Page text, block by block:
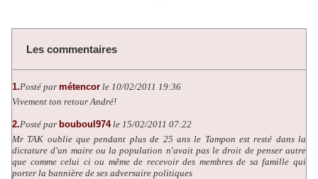
Les commentaires
1.Posté par métencor le 10/02/2011 19:36
Vivement ton retour André!
2.Posté par bouboul974 le 15/02/2011 07:22
Mr TAK oublie que pendant plus de 25 ans le Tampon est resté dans la
dictature d'un maire ou la population n'avait pas le droit de penser autre
que comme celui ci ou même de recevoir des membres de sa famille qui
porter la bannière de ses adversaire politiques